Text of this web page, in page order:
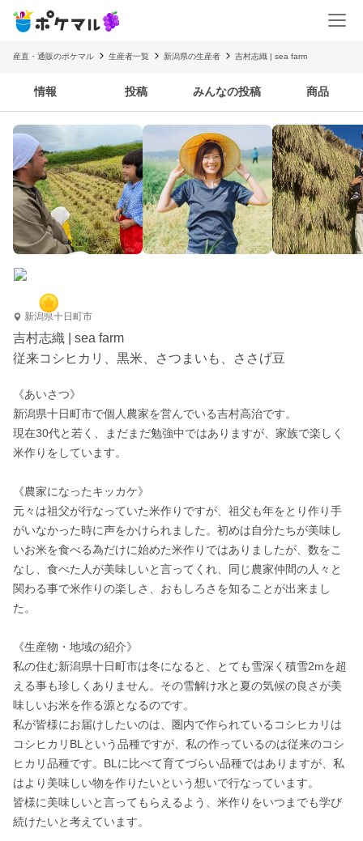
産直・通販のポケマル 生産者一覧 新潟県の生産者 吉村志織 | sea farm
情報 投稿 みんなの投稿 商品
新潟県十日町市
吉村志織 | sea farm
従来コシヒカリ、黒米、さつまいも、ささげ豆
《あいさつ》
新潟県十日町市で個人農家を営んでいる吉村高治です。
現在30代と若く、まだまだ勉強中ではありますが、家族で楽しく
米作りをしています。
《農家になったキッカケ》
元々は祖父が行なっていた米作りですが、祖父も年をとり作り手
がいなかった時に声をかけられました。初めは自分たちが美味し
いお米を食べる為だけに始めた米作りではありましたが、数をこ
なし、食べた人が美味しいと言ってくれ、同じ農家仲間の人々と
関わる事で米作りの楽しさ、おもしろさを知ることが出来まし
た。
《生産物・地域の紹介》
私の住む新潟県十日町市は冬になると、とても雪深く積雪2mを超
える事も珍しくありません。その雪解け水と夏の気候の良さが美
味しいお米を作る源となるのです。
私が皆様にお届けしたいのは、圏内で作られているコシヒカリは
コシヒカリBLという品種ですが、私の作っているのは従来のコシ
ヒカリ品種です。BLに比べて育てづらい品種ではありますが、私
はより美味しい物を作りたいという想いで行なっています。
皆様に美味しいと言ってもらえるよう、米作りをいつまでも学び
続けたいと考えています。